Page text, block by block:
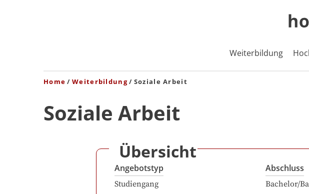
Weiterbildung
Home Weiterbildung Soziale Arbeit
Soziale Arbeit
Übersicht
Angebotstyp
Studiengang
Abschluss
Bachelor/